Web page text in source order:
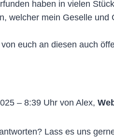
haben in vielen
welcher mein Geselle
euch an diesen auch
– 8:39 Uhr von Alex,
Lass es uns